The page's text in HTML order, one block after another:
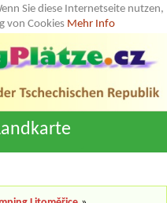
Sie diese Internetseite nutzen,
von Cookies Mehr Info